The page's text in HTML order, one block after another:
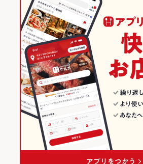
新小岩駅 × 和風
創作料理
錦糸町・浅草橋・両国・亀戸 × 創作料理
錦糸町・浅草橋・両国・亀戸 × 和風
新小岩駅 × 創作料理
新小岩駅 × 和風
新小岩 × 和風
東京 × 居酒屋
東京 × 和風
東京 × 創作料理
東京 × 和風
東京の居酒屋ランキング
錦糸町・浅草橋・両国・亀戸のグルメラン
錦糸町・浅草橋・両国・亀戸の居酒屋ラン
新小岩のグルメランキング
新小岩の居酒屋ランキング